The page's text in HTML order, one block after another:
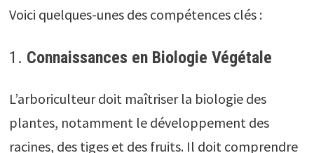
Voici quelques-unes des compétences clés :
1. Connaissances en Biologie Végétale
L’arboriculteur doit maîtriser la biologie des
plantes, notamment le développement des
racines, des tiges et des fruits. Il doit comprendre